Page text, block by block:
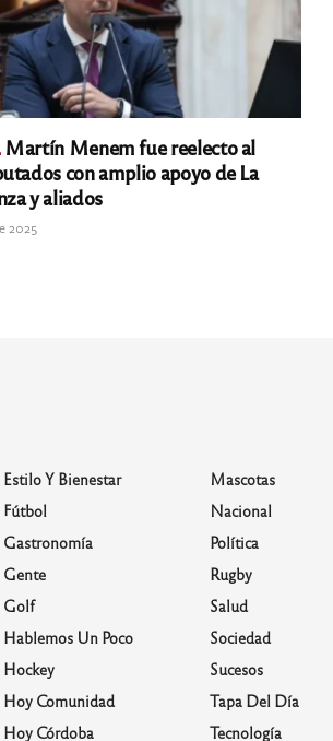
Martín Menem fue reelecto al
con amplio apoyo de La
y aliados
2025
Estilo Y Bienestar
Fútbol
Gastronomía
Gente
Golf
Hablemos Un Poco
Hockey
Hoy Comunidad
Hoy Córdoba
Mascotas
Nacional
Política
Rugby
Salud
Sociedad
Sucesos
Tapa Del Día
Tecnología